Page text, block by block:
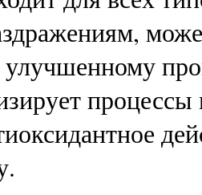
улучшенному